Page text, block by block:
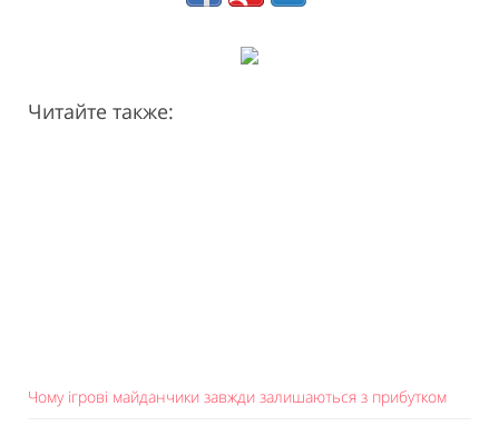
Читайте также:
Чому ігрові майданчики завжди залишаються з прибутком